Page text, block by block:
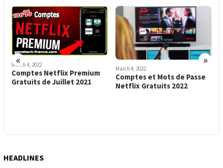
« »
March 4, 2022
Comptes et Mots de Passe
Netflix Gratuits 2022
Comptes Netflix Gratuits:
Comment Obtenir des
Comptes Netflix Premium
HEADLINES